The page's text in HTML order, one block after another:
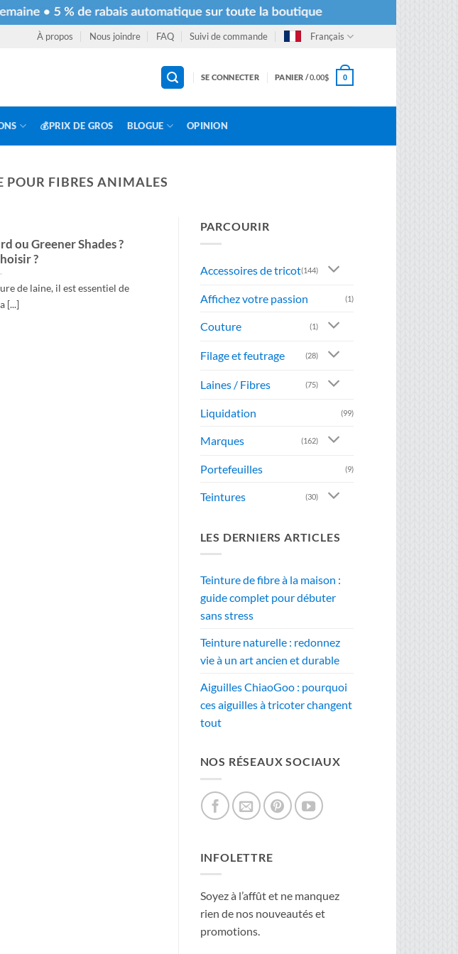
À propos Nous joindre FAQ Suivi de commande Français
SE CONNECTER PANIER /0.00$ 0
💰PRIX DE GROS BLOGUE OPINION
POUR FIBRES ANIMALES
ou Greener Shades ?
?
de laine, il est essentiel de
[...]
PARCOURIR
Accessoires de tricot(144)
Affichez votre passion (1)
Couture (1)
Filage et feutrage (28)
Laines / Fibres (75)
Liquidation (99)
Marques (162)
Portefeuilles (9)
Teintures (30)
LES DERNIERS ARTICLES
Teinture de fibre à la maison :
guide complet pour débuter
sans stress
Teinture naturelle : redonnez
vie à un art ancien et durable
Aiguilles ChiaoGoo : pourquoi
ces aiguilles à tricoter changent
tout
NOS RÉSEAUX SOCIAUX
INFOLETTRE
Soyez à l’affût et ne manquez
rien de nos nouveautés et
promotions.